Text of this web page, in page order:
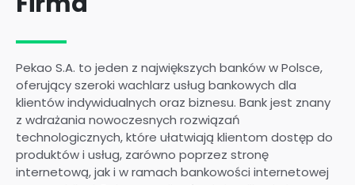
Pekao S.A. to jeden z największych banków w Polsce,
oferujący szeroki wachlarz usług bankowych dla
klientów indywidualnych oraz biznesu. Bank jest znany
z wdrażania nowoczesnych rozwiązań
technologicznych, które ułatwiają klientom dostęp do
produktów i usług, zarówno poprzez stronę
internetową, jak i w ramach bankowości internetowej